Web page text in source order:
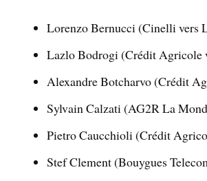
Lorenzo Bernucci (Cinelli vers
Lazlo Bodrogi (Crédit Agricole
Alexandre Botcharvo (Crédit
Sylvain Calzati (AG2R La
Pietro Caucchioli (Crédit
Stef Clement (Bouygues